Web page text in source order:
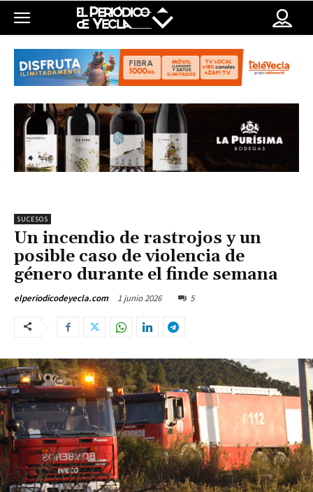
SUCESOS
Un incendio de rastrojos y un
posible caso de violencia de
género durante el finde semana
elperiodicodeyecla.com 1 junio 2026 5